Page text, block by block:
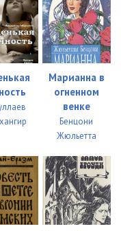
Марианна в
огненном
венке
Бенцони
Жюльетта